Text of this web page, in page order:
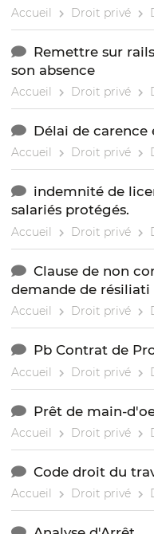
Accueil Droit privé
Remettre sur
son absence
Accueil Droit privé
Délai de carence
Accueil Droit privé
indemnité de
salariés protégés.
Accueil Droit privé
Clause de non
demande de résiliati
Accueil Droit privé
Pb Contrat de
Accueil Droit privé
Prêt de main-
Accueil Droit privé
Code droit du
Accueil Droit privé